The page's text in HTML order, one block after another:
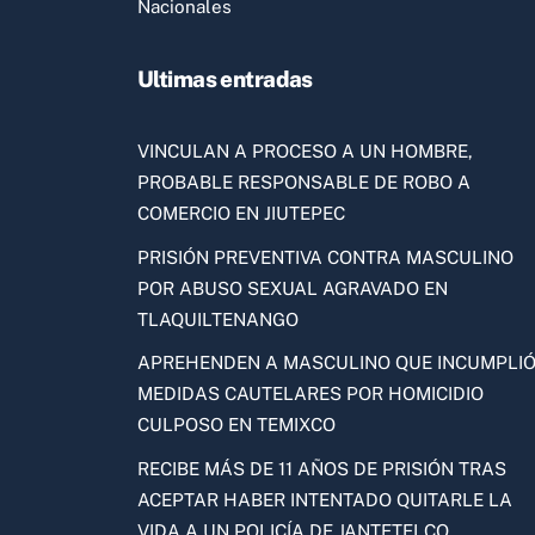
Nacionales
Ultimas entradas
VINCULAN A PROCESO A UN HOMBRE,
PROBABLE RESPONSABLE DE ROBO A
COMERCIO EN JIUTEPEC
PRISIÓN PREVENTIVA CONTRA MASCULINO
POR ABUSO SEXUAL AGRAVADO EN
TLAQUILTENANGO
APREHENDEN A MASCULINO QUE INCUMPLIÓ
MEDIDAS CAUTELARES POR HOMICIDIO
CULPOSO EN TEMIXCO
RECIBE MÁS DE 11 AÑOS DE PRISIÓN TRAS
ACEPTAR HABER INTENTADO QUITARLE LA
VIDA A UN POLICÍA DE JANTETELCO